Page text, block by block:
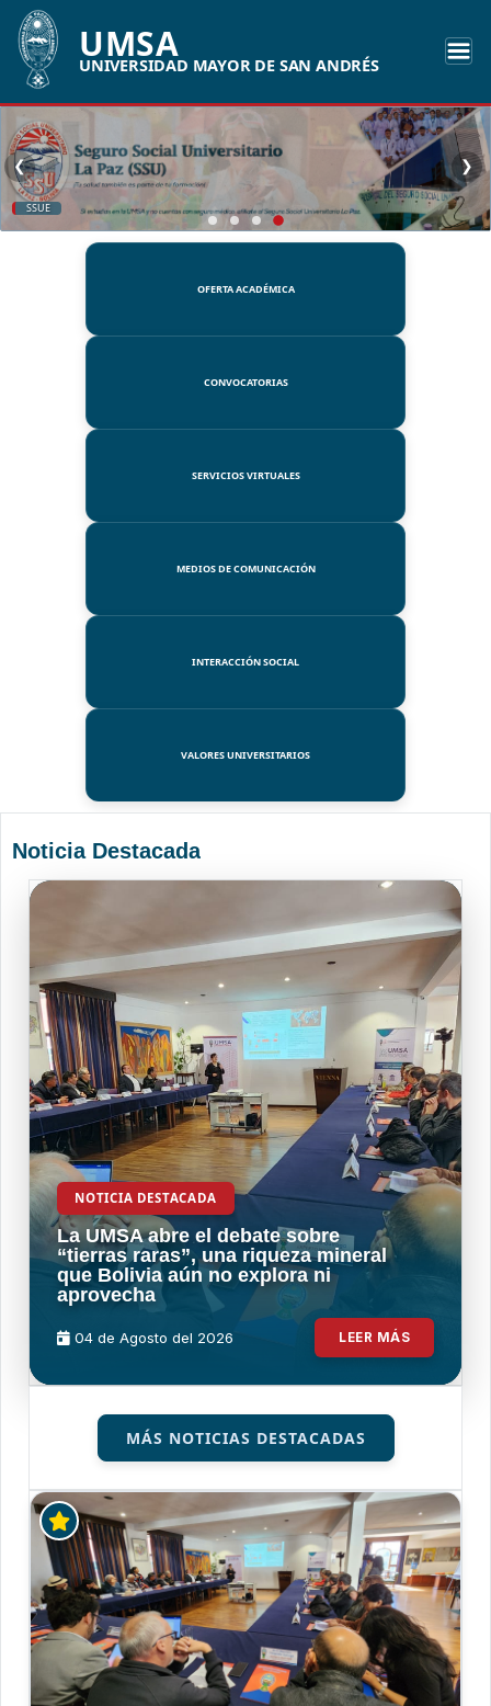
UMSA
UNIVERSIDAD MAYOR DE SAN ANDRÉS
SSUE
❮ ❯
OFERTA ACADÉMICA
CONVOCATORIAS
SERVICIOS VIRTUALES
MEDIOS DE COMUNICACIÓN
INTERACCIÓN SOCIAL
VALORES UNIVERSITARIOS
Noticia Destacada
NOTICIA DESTACADA
La UMSA abre el debate sobre
“tierras raras”, una riqueza mineral
que Bolivia aún no explora ni
aprovecha
04 de Agosto del 2026 LEER MÁS
MÁS NOTICIAS DESTACADAS